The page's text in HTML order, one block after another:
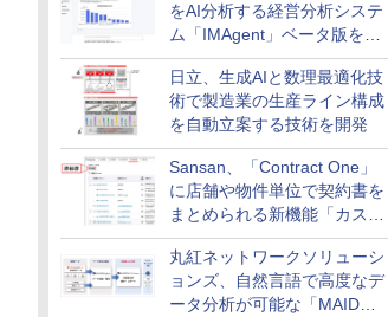
をAI分析する経営分析システ
ム「IMAgent」ベータ版を提
供
日立、生成AIと数理最適化技
術で製造業の生産ライン構成
を自動立案する技術を開発
Sansan、「Contract One」
に店舗や物件単位で契約書を
まとめられる新機能「カスタ
ム契約ツリー」を追加
丸紅ネットワークソリューシ
ョンズ、自然言語で高度なデ
ータ分析が可能な「MAIDOA